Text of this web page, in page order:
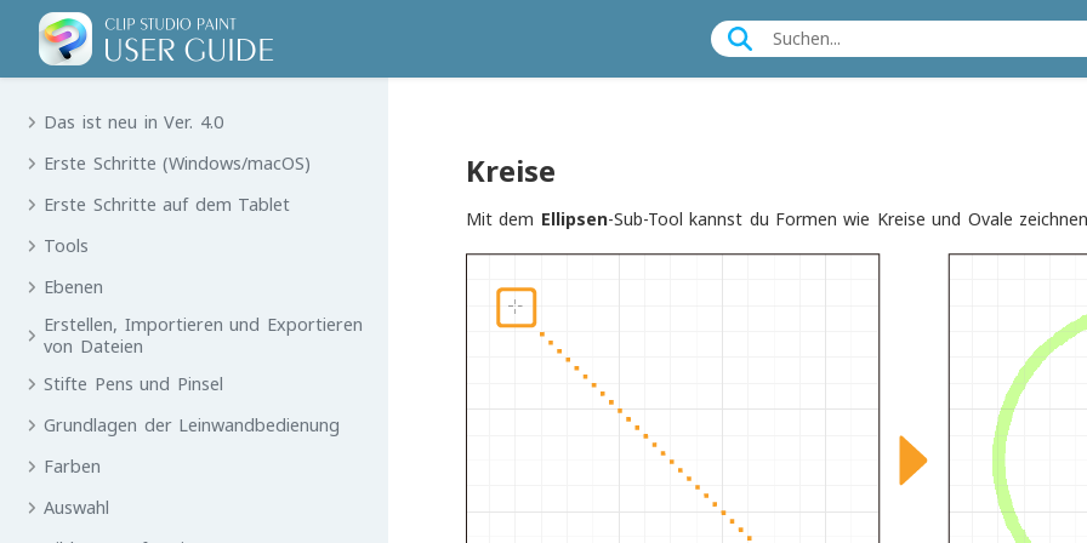
Das ist neu in Ver. 4.0
Erste Schritte (Windows/macOS)
Erste Schritte auf dem Tablet
Tools
Ebenen
Erstellen, Importieren und Exportieren
von Dateien
Stifte Pens und Pinsel
Grundlagen der Leinwandbedienung
Farben
Auswahl
Kreise
Mit dem Ellipsen-Sub-Tool kannst du Formen wie Kreise und Ovale